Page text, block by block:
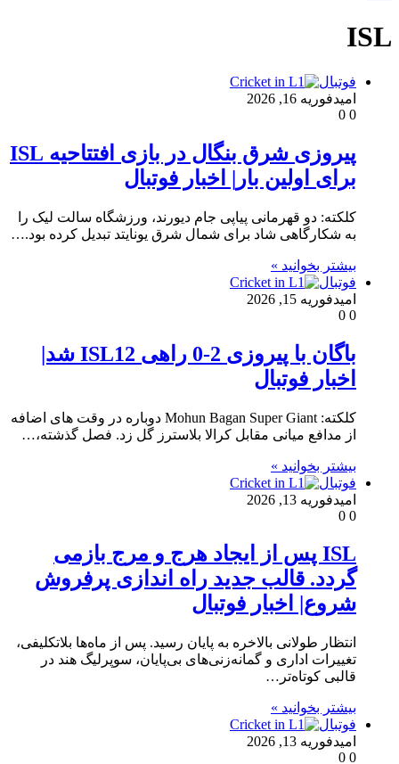
ISL
فوتبال
امیدفوریه 16, 2026
0
پیروزی شرق بنگال در بازی افتتاحیه ISL
برای اولین بار| اخبار فوتبال
کلکته: دو قهرمانی پیاپی جام دیورند، ورزشگاه سالت لیک را
به شکارگاهی شاد برای شمال شرق یونایتد تبدیل کرده بود.…
بیشتر بخوانید »
فوتبال
امیدفوریه 15, 2026
0
باگان با پیروزی 2-0 راهی ISL12 شد|
اخبار فوتبال
کلکته: Mohun Bagan Super Giant دوباره در وقت های اضافه
از مدافع میانی مقابل کرالا بلاسترز گل زد. فصل گذشته،…
بیشتر بخوانید »
فوتبال
امیدفوریه 13, 2026
0
ISL پس از ایجاد هرج و مرج بازمی
گردد. قالب جدید راه اندازی پرفروش
شروع| اخبار فوتبال
انتظار طولانی بالاخره به پایان رسید. پس از ماه‌ها بلاتکلیفی،
تغییرات اداری و گمانه‌زنی‌های بی‌پایان، سوپرلیگ هند در
قالبی کوتاه‌تر…
بیشتر بخوانید »
فوتبال
امیدفوریه 13, 2026
0